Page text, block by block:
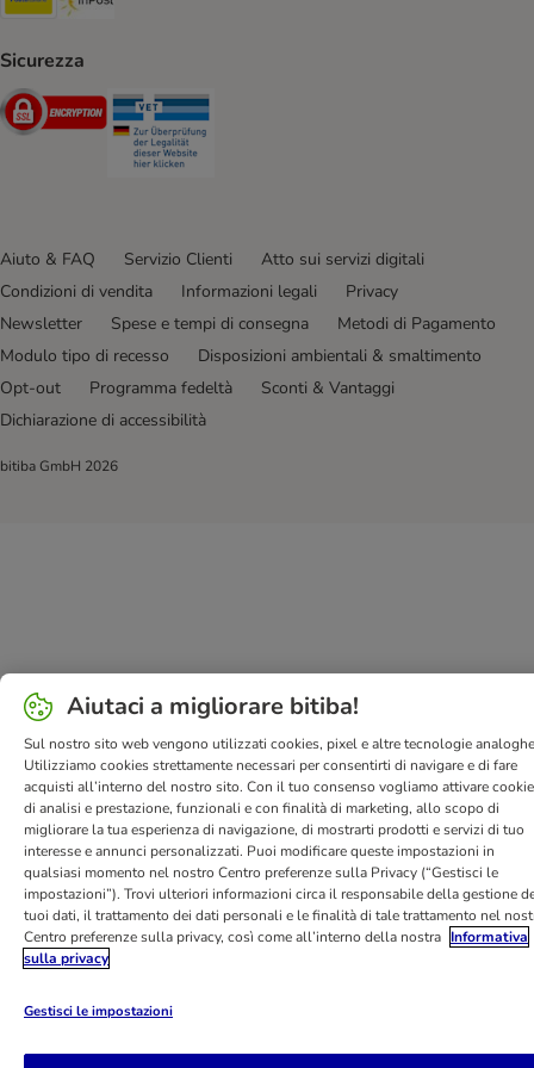
Sicurezza
Security
Aiuto & FAQ Servizio Clienti
Atto sui servizi digitali
Condizioni di vendita
Informazioni legali
Privacy
Newsletter
Spese e tempi di consegna
Metodi di Pagamento
Modulo tipo di recesso
Disposizioni ambientali & smaltimento
Opt-out
Programma fedeltà
Sconti & Vantaggi
Dichiarazione di accessibilità
bitiba GmbH 2026
Aiutaci a migliorare bitiba!
Sul nostro sito web vengono utilizzati cookies, pixel e altre tecnologie
Utilizziamo cookies strettamente necessari per consentirti di navigare e di fare
acquisti all’interno del nostro sito. Con il tuo consenso vogliamo attivare
di analisi e prestazione, funzionali e con finalità di marketing, allo scopo di
migliorare la tua esperienza di navigazione, di mostrarti prodotti e servizi di tuo
interesse e annunci personalizzati. Puoi modificare queste impostazioni in
qualsiasi momento nel nostro Centro preferenze sulla Privacy (“Gestisci le
impostazioni”). Trovi ulteriori informazioni circa il responsabile della gestione
tuoi dati, il trattamento dei dati personali e le finalità di tale trattamento nel
Centro preferenze sulla privacy, così come all’interno della nostra Informativa
sulla privacy
Gestisci le impostazioni